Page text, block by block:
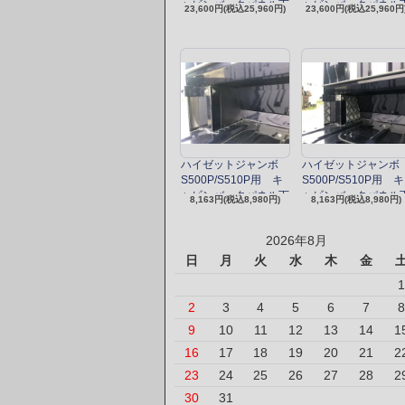
ャビンバックパネル下
23,600円(税込25,960円)
ャビンバックパネル
23,600円(税込25,960円
ハイゼットジャンボ
S500P/S510P用 キ
ャビンバックパネル下
8,163円(税込8,980円)
ハイゼットジャンボ
S500P/S510P用 キ
ャビンバックパネル
8,163円(税込8,980円)
2026年8月
日
月 火 水 木 金
1
2
3 4 5 6 7
8
9
10 11 12 13 14
16
17 18 19 20 21
23
24 25 26 27 28
30
31